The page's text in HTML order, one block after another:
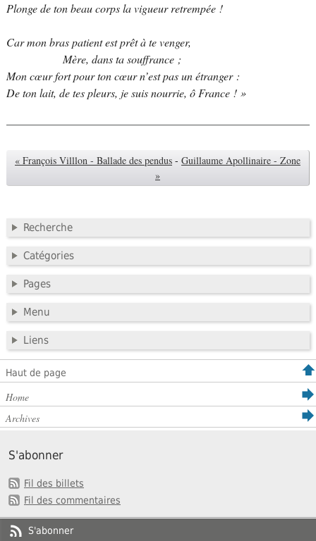
Plonge de ton beau corps la vigueur retrempée !
Car mon bras patient est prêt à te venger,
Mère, dans ta souffrance ;
Mon cœur fort pour ton cœur n’est pas un étranger :
De ton lait, de tes pleurs, je suis nourrie, ô France ! »
« François Villlon - Ballade des pendus - Guillaume Apollinaire - Zone
»
Recherche
Catégories
Pages
Menu
Liens
Haut de page
Home
Archives
S'abonner
Fil des billets
Fil des commentaires
S'abonner